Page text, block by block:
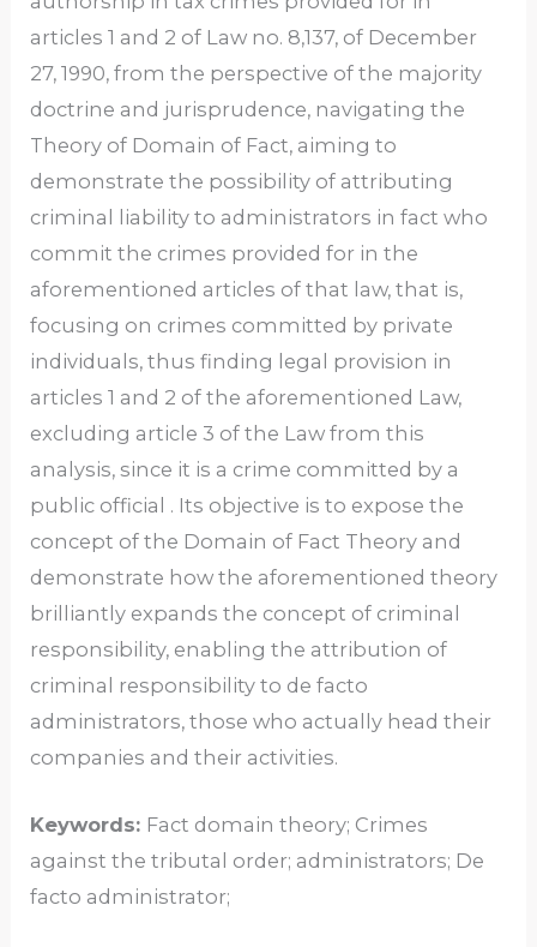
articles 1 and 2 of Law no. 8,137, of December
27, 1990, from the perspective of the majority
doctrine and jurisprudence, navigating the
Theory of Domain of Fact, aiming to
demonstrate the possibility of attributing
criminal liability to administrators in fact who
commit the crimes provided for in the
aforementioned articles of that law, that is,
focusing on crimes committed by private
individuals, thus finding legal provision in
articles 1 and 2 of the aforementioned Law,
excluding article 3 of the Law from this
analysis, since it is a crime committed by a
public official . Its objective is to expose the
concept of the Domain of Fact Theory and
demonstrate how the aforementioned theory
brilliantly expands the concept of criminal
responsibility, enabling the attribution of
criminal responsibility to de facto
administrators, those who actually head their
companies and their activities.
Keywords: Fact domain theory; Crimes
against the tributal order; administrators; De
facto administrator;